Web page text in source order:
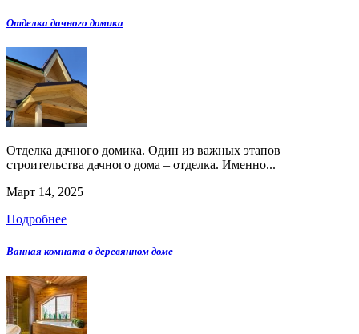
Отделка дачного домика
Отделка дачного домика. Один из важных этапов
строительства дачного дома – отделка. Именно...
Март 14, 2025
Подробнее
Ванная комната в деревянном доме